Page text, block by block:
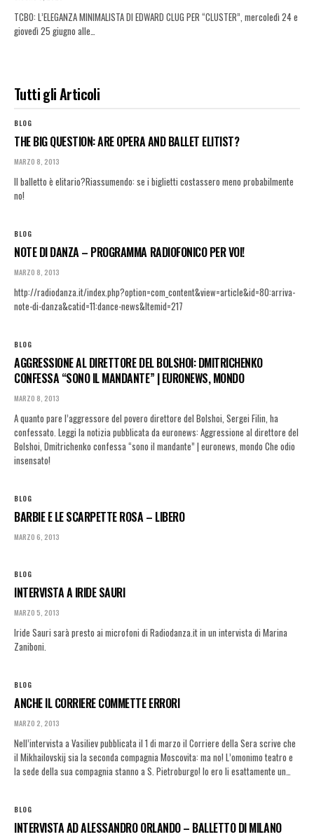
TCBO: L’ELEGANZA MINIMALISTA DI EDWARD CLUG PER “CLUSTER”, mercoledì 24 e
giovedì 25 giugno alle…
Tutti gli Articoli
BLOG
THE BIG QUESTION: ARE OPERA AND BALLET ELITIST?
MARZO 8, 2013
Il balletto è elitario?Riassumendo: se i biglietti costassero meno probabilmente
no!
BLOG
NOTE DI DANZA – PROGRAMMA RADIOFONICO PER VOI!
MARZO 8, 2013
http://radiodanza.it/index.php?option=com_content&view=article&id=80:arriva-
note-di-danza&catid=11:dance-news&Itemid=217
BLOG
AGGRESSIONE AL DIRETTORE DEL BOLSHOI: DMITRICHENKO
CONFESSA “SONO IL MANDANTE” | EURONEWS, MONDO
MARZO 8, 2013
A quanto pare l’aggressore del povero direttore del Bolshoi, Sergei Filin, ha
confessato. Leggi la notizia pubblicata da euronews: Aggressione al direttore del
Bolshoi, Dmitrichenko confessa “sono il mandante” | euronews, mondo Che odio
insensato!
BLOG
BARBIE E LE SCARPETTE ROSA – LIBERO
MARZO 6, 2013
BLOG
INTERVISTA A IRIDE SAURI
MARZO 5, 2013
Iride Sauri sarà presto ai microfoni di Radiodanza.it in un intervista di Marina
Zaniboni.
BLOG
ANCHE IL CORRIERE COMMETTE ERRORI
MARZO 2, 2013
Nell’intervista a Vasiliev pubblicata il 1 di marzo il Corriere della Sera scrive che
il Mikhailovskij sia la seconda compagnia Moscovita: ma no! L’omonimo teatro e
la sede della sua compagnia stanno a S. Pietroburgo! Io ero li esattamente un…
BLOG
INTERVISTA AD ALESSANDRO ORLANDO – BALLETTO DI MILANO